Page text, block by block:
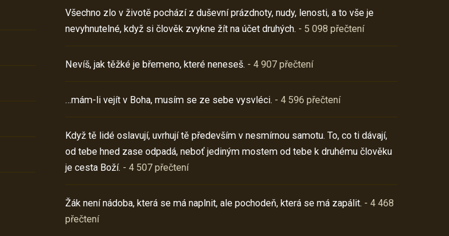
Všechno zlo v životě pochází z duševní prázdnoty, nudy, lenosti, a to vše je
nevyhnutelné, když si člověk zvykne žít na účet druhých. - 5 098 přečtení
Nevíš, jak těžké je břemeno, které neneseš. - 4 907 přečtení
…mám-li vejít v Boha, musím se ze sebe vysvléci. - 4 596 přečtení
Když tě lidé oslavují, uvrhují tě především v nesmírnou samotu. To, co ti dávají,
od tebe hned zase odpadá, neboť jediným mostem od tebe k druhému člověku
je cesta Boží. - 4 507 přečtení
Žák není nádoba, která se má naplnit, ale pochodeň, která se má zapálit. - 4 468
přečtení